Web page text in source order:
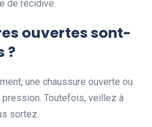
de récidive.
ouvertes sont-
?
une chaussure ouverte ou
Toutefois, veillez à
sortez.